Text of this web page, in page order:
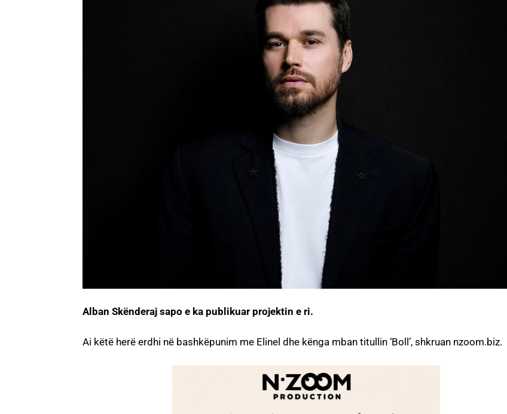
Alban Skënderaj sapo e ka publikuar projektin e ri.
Ai këtë herë erdhi në bashkëpunim me Elinel dhe kënga mban titullin ‘Boll’, shkruan nzoom.biz.